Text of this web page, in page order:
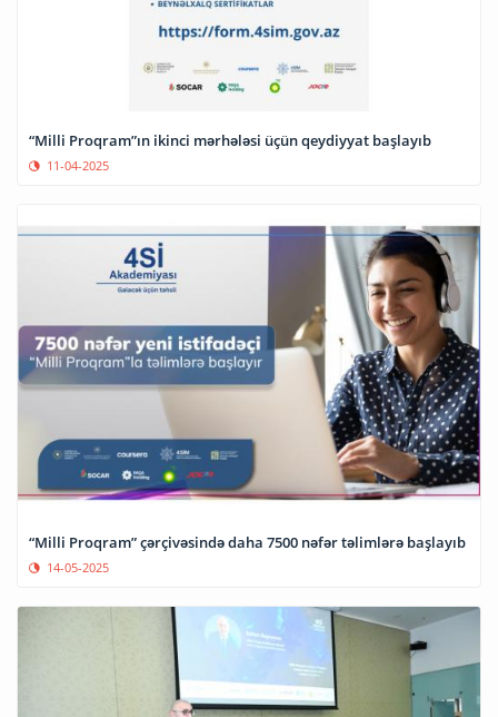
“Milli Proqram”ın ikinci mərhələsi üçün qeydiyyat başlayıb
11-04-2025
“Milli Proqram” çərçivəsində daha 7500 nəfər təlimlərə başlayıb
14-05-2025